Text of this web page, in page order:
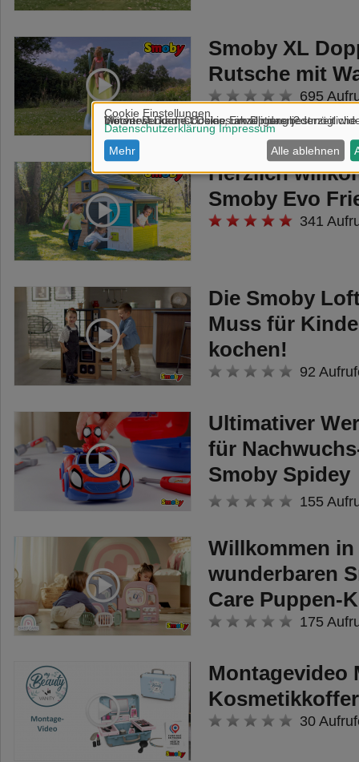
Smoby XL
Rutsche mit
695
Herzlich
Smoby Evo
341
Die Smoby
Muss für
kochen!
92
Ultimativer
für
Smoby Spidey
155
Willkommen
wunderbaren
Care Puppen-
175
Montagevideo
Kosmetikkoffer
30